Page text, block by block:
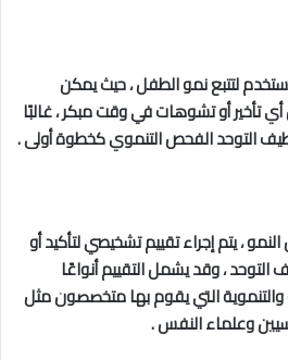
لتتبع نمو الطفل ، حيث يمكن
تأخير أو تشوهات في وقت مبكر ، غالبًا
التوحد الفحص التنموي كخطوة أولى .
، يتم إجراء تقييم تشخيصي لتأكيد أو
، وقد يشمل التقييم أنواعًا
والتنموية التي يقوم بها متخصصون مثل
وعلماء النفس .